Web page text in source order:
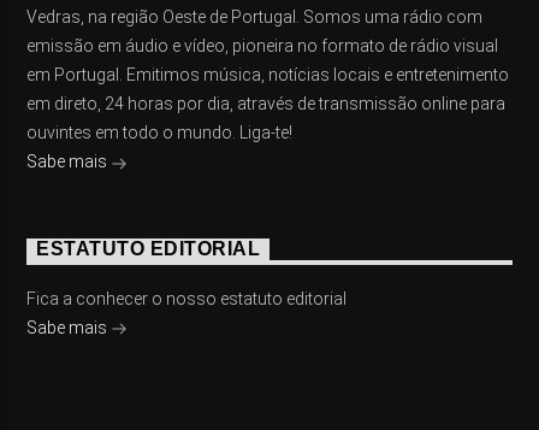
Vedras, na região Oeste de Portugal. Somos uma rádio com
emissão em áudio e vídeo, pioneira no formato de rádio visual
em Portugal. Emitimos música, notícias locais e entretenimento
em direto, 24 horas por dia, através de transmissão online para
ouvintes em todo o mundo. Liga-te!
Sabe mais
ESTATUTO EDITORIAL
Fica a conhecer o nosso estatuto editorial
Sabe mais